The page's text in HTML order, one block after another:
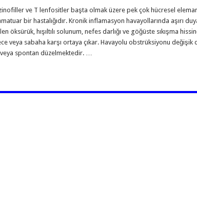
ve T lenfositler başta olmak üzere pek çok hücresel
bir hastalığıdır. Kronik inflamasyon havayollarında aşırı
öksürük, hışıltılı solunum, nefes darlığı ve göğüste sıkışma
veya sabaha karşı ortaya çıkar. Havayolu obstrüksiyonu değişik
spontan düzelmektedir. …